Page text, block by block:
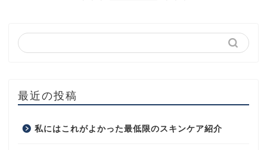
最近の投稿
私にはこれがよかった最低限のスキンケア紹介